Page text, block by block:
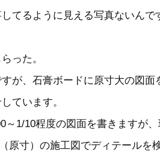
てるように見える写真ないんで
った。
が、石膏ボードに原寸大の図面
ています。
～1/10程度の図面を書きますが
原寸）の施工図でディテールを